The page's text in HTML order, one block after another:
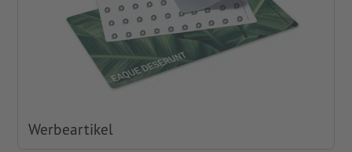
Werbeartikel